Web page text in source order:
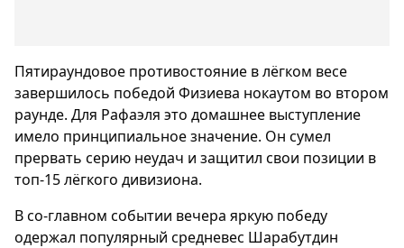
Пятираундовое противостояние в лёгком весе
завершилось победой Физиева нокаутом во втором
раунде. Для Рафаэля это домашнее выступление
имело принципиальное значение. Он сумел
прервать серию неудач и защитил свои позиции в
топ-15 лёгкого дивизиона.
В со-главном событии вечера яркую победу
одержал популярный средневес Шарабутдин